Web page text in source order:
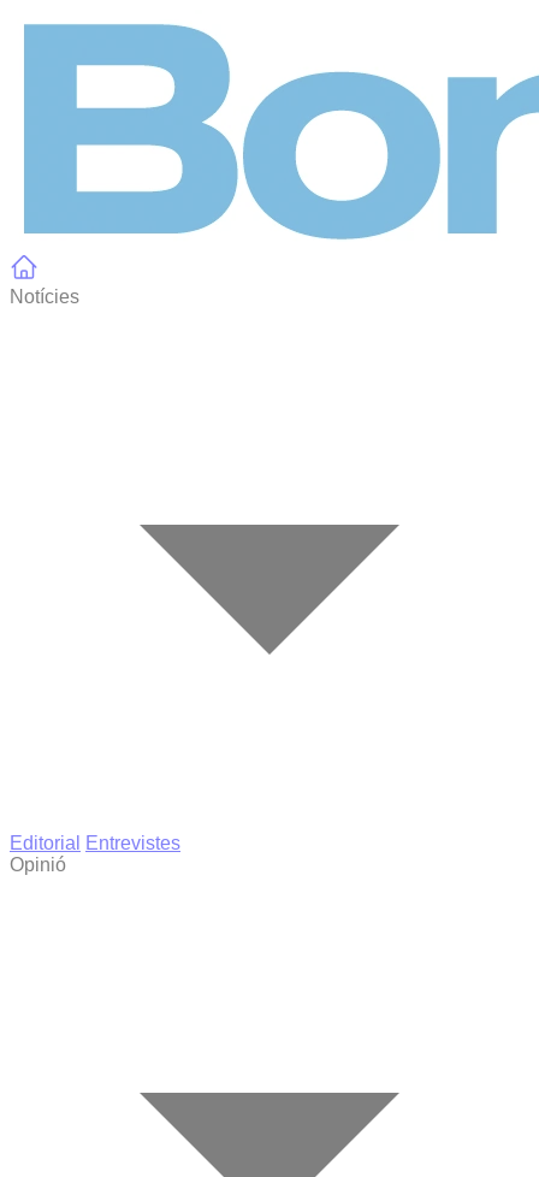
Notícies
Editorial
Entrevistes
Opinió